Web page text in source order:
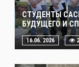
СТУДЕНТЫ
БУДУЩЕГО И
16.06. 2026